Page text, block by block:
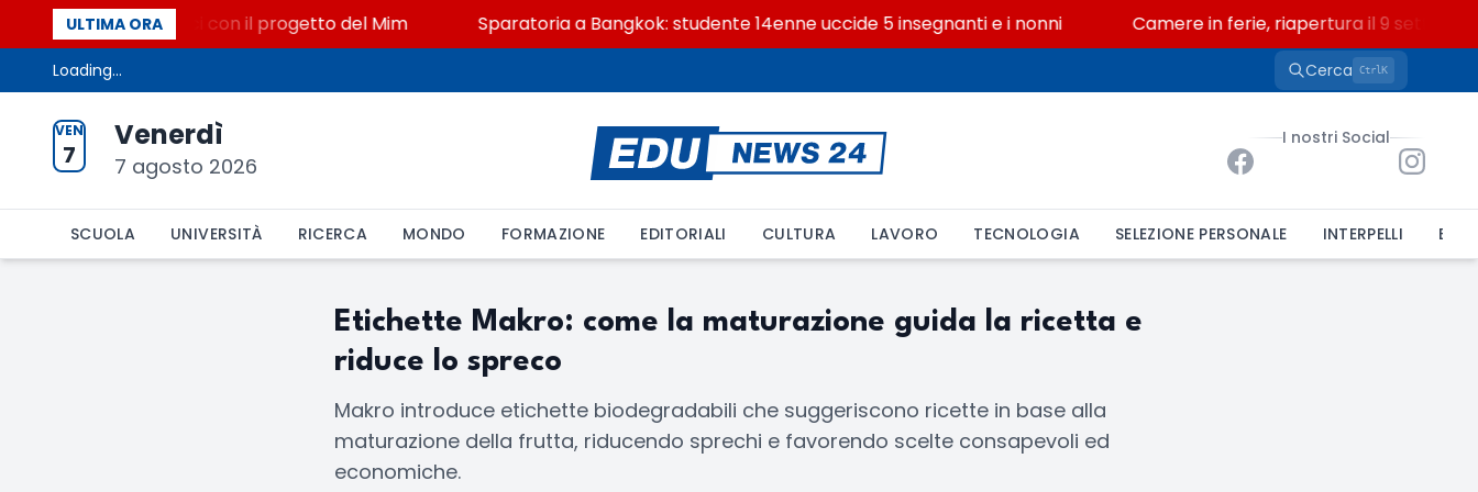
ULTIMA ORA
STEM a Lerici con il progetto del Mim Sparatoria a Bangkok: studente 14enne uccide 5 insegnanti e i nonni Camere in ferie, riapertura il 9
Loading... Cerca CtrlK
VEN
7
Venerdì
7 agosto 2026
I nostri Social
SCUOLA UNIVERSITÀ RICERCA MONDO FORMAZIONE EDITORIALI CULTURA LAVORO TECNOLOGIA SELEZIONE PERSONALE INTERPELLI
Etichette Makro: come la maturazione guida la ricetta e
riduce lo spreco
Makro introduce etichette biodegradabili che suggeriscono ricette in base alla
maturazione della frutta, riducendo sprechi e favorendo scelte consapevoli ed
economiche.